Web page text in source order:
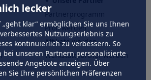
lecker
klar” ermöglichen Sie uns Ihnen
Nutzungserlebnis zu
kontinuierlich zu verbessern. So
bei unseren Partnern personalisierte
Angebote anzeigen. Über
Sie Ihre persönlichen Präferenzen
Partnerprogramm
Profi werden
Affiliate werden
Werkstattpartner werden